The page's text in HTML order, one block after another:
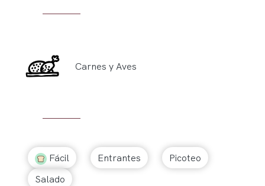
Carnes y Aves
Fácil Entrantes
Picoteo
Salado